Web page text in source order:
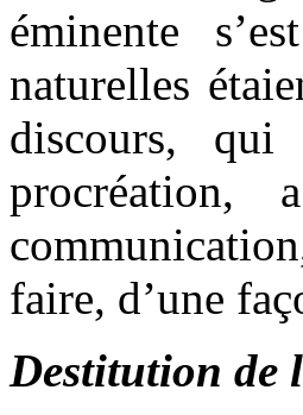
éminente
naturelles
discours,
faire, d’une
Destitution de